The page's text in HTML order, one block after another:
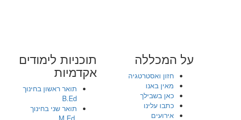
על המכללה
חזון ואסטרטגיה
מאין באנו
כאן בשבילך
כתבו עלינו
אירועים
תוכניות לימודים
אקדמיות
תואר ראשון בחינוך
B.Ed
תואר שני בחינוך